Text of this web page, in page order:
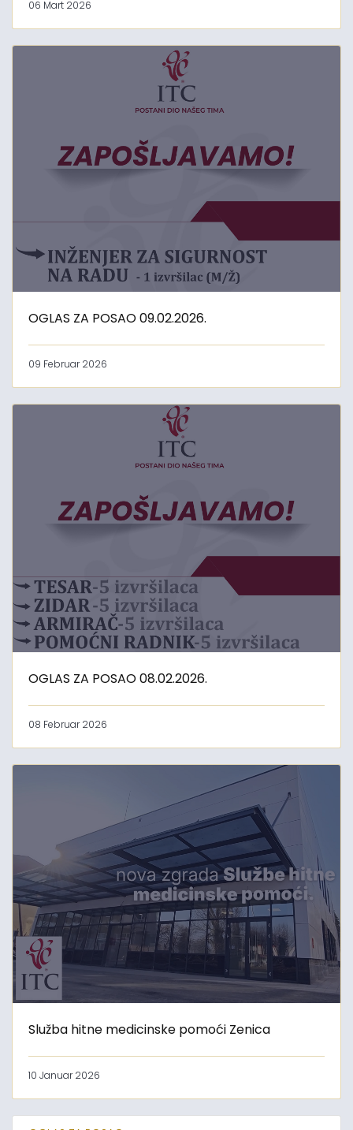
06 Mart 2026
OGLAS ZA POSAO 09.02.2026.
09 Februar 2026
OGLAS ZA POSAO 08.02.2026.
08 Februar 2026
Služba hitne medicinske pomoći Zenica
10 Januar 2026